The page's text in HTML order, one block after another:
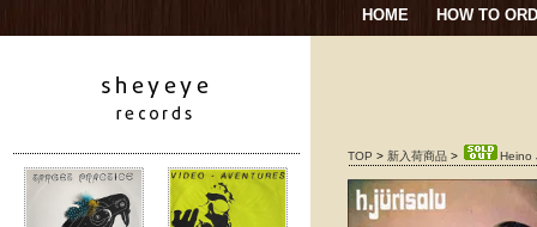
HOME HOW TO
TOP > 新入荷商品 > Heino